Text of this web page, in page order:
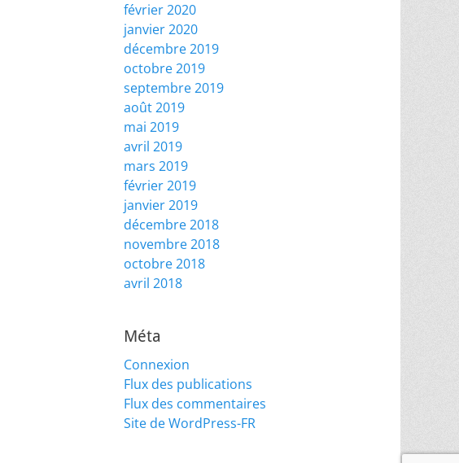
février 2020
janvier 2020
décembre 2019
octobre 2019
septembre 2019
août 2019
mai 2019
avril 2019
mars 2019
février 2019
janvier 2019
décembre 2018
novembre 2018
octobre 2018
avril 2018
Méta
Connexion
Flux des publications
Flux des commentaires
Site de WordPress-FR